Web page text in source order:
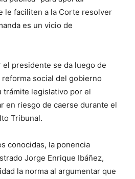
le faciliten a la Corte resolver
es un vicio de
el presidente se da luego de
social del gobierno
trámite legislativo por el
en riesgo de caerse durante el
Tribunal.
conocidas, la ponencia
Jorge Enrique Ibáñez,
la norma al argumentar que